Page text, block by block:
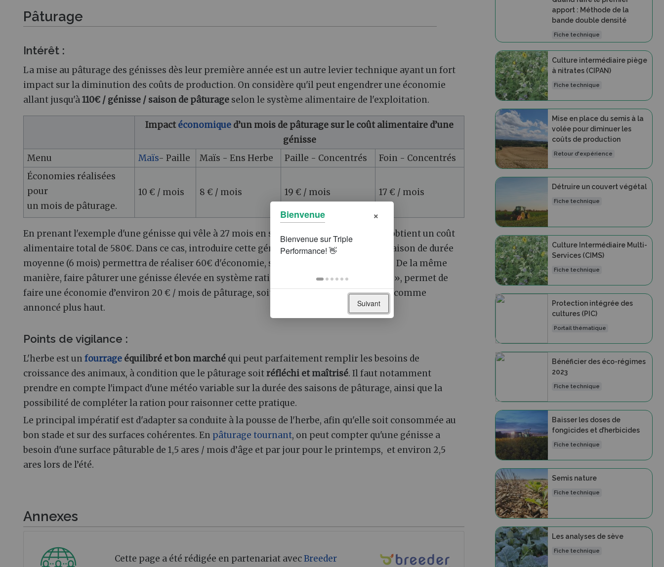
Pâturage
Intérêt :
La mise au pâturage des génisses dès leur première année est un autre levier technique ayant un fort
impact sur la diminution des coûts de production. On considère qu'il peut engendrer une économie
allant jusqu'à110€ / génisse / saison de pâturage selon le système alimentaire de l'exploitation.
Impactéconomique d’un mois de pâturage sur le coût alimentaire d’une
génisse
Menu
Maïs- Paille Maïs - Ens Herbe Paille - Concentrés
Foin - Concentrés
Économies réalisées
pour
un mois de pâturage.
10 € / mois 8 € / mois 19 € / mois 17 € / mois
En prenant l'exemple d'une génisse qui vêle à 27 mois en système « maïs-paille », on obtient un coût
alimentaire total de 580€. Dans ce cas, introduire cette génisse au pâturage pour une saison de durée
moyenne (6 mois) permettra de réaliser 60€ d'économie, soit
! De la même
manière, faire pâturer une génisse élevée en système ration sèche « paille-concentré », permet de
faire une économie d’environ 20 € / mois de pâturage, soit plus de 110 € sur une saison comme
annoncé plus haut.
Points de vigilance :
L'herbe est un fourrage équilibré et bon marché qui peut parfaitement remplir les besoins de
croissance des animaux, à condition que le pâturage soitréfléchi et maîtrisé. Il faut notamment
prendre en compte l'impact d'une météo variable sur la durée des saisons de pâturage, ainsi que la
possibilité de compléter la ration pour raisonner cette pratique.
Le principal impératif est d'adapter sa conduite à la pousse de l'herbe, afin qu'elle soit consommée au
bon stade et sur des surfaces cohérentes. En pâturage tournant, on peut compter qu'une génisse a
besoin d'une surface pâturable de 1,5 ares / mois d’âge et par jour pour le printemps, et environ 2,5
ares lors de l’été.
Annexes
Cette page a été rédigée en partenariat avecBreeder
apport : Méthode de la
bande double densité
Fiche technique
Culture intermédiaire piège
à nitrates (CIPAN)
Fiche technique
Mise en place du semis à la
volée pour diminuer les
coûts de production
Retour d'expérience
Détruire un couvert végétal
Fiche technique
Culture Intermédiaire Multi-
Services (CIMS)
Fiche technique
Protection intégrée des
cultures (PIC)
Portail thématique
Bénéficier des éco-régimes
2023
Fiche technique
Baisser les doses de
fongicides et d’herbicides
Fiche technique
Semis nature
Fiche technique
Les analyses de sève
Fiche technique
Bienvenue ×
Suivant